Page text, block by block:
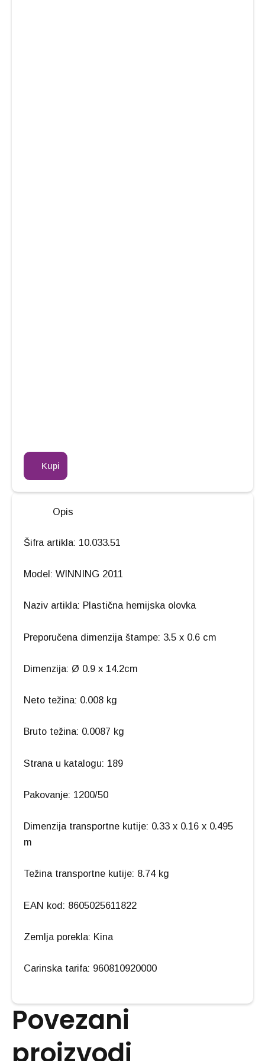
Kupi
Opis
Šifra artikla: 10.033.51
Model: WINNING 2011
Naziv artikla: Plastična hemijska olovka
Preporučena dimenzija štampe: 3.5 x 0.6 cm
Dimenzija: Ø 0.9 x 14.2cm
Neto težina: 0.008 kg
Bruto težina: 0.0087 kg
Strana u katalogu: 189
Pakovanje: 1200/50
Dimenzija transportne kutije: 0.33 x 0.16 x 0.495
m
Težina transportne kutije: 8.74 kg
EAN kod: 8605025611822
Zemlja porekla: Kina
Carinska tarifa: 960810920000
Povezani
proizvodi